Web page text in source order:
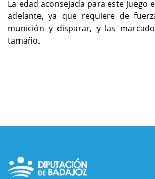
La edad aconsejada para este juego
adelante, ya que requiere de
munición y disparar, y las
tamaño.